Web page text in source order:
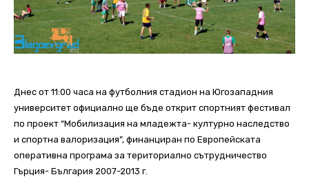
Днес от 11:00 часа на футболния стадион на Югозападния
университет официално ще бъде открит спортният фестивал
по проект “Мобилизация на младежта- културно наследство
и спортна валоризация”, финанциран по Европейската
оперативна програма за териториално сътрудничество
Гърция- България 2007-2013 г.